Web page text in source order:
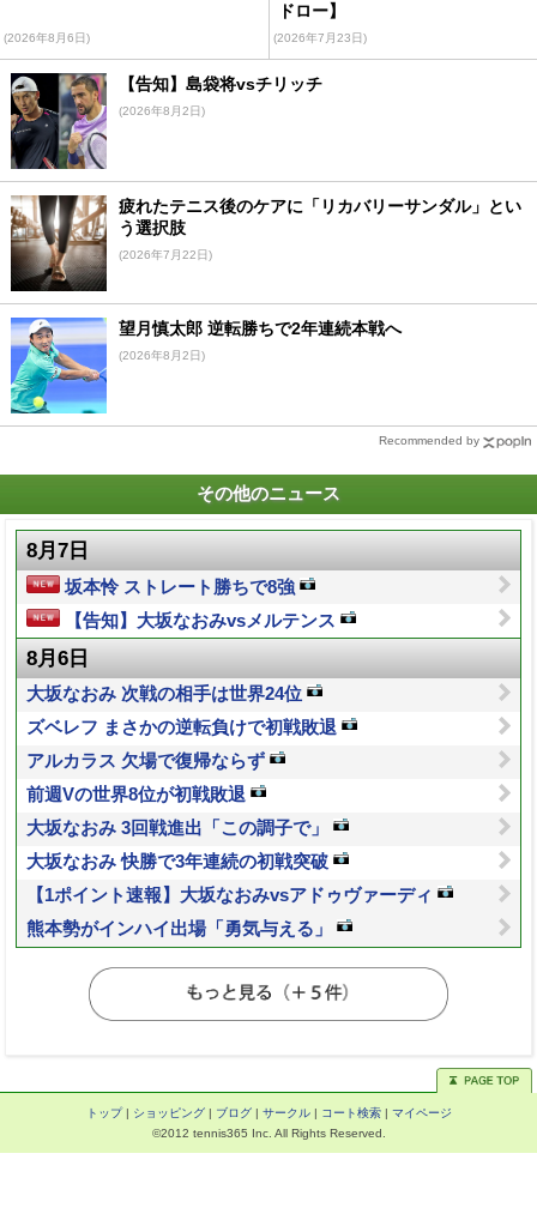
(2026年8月6日)
ドロー】
(2026年7月23日)
【告知】島袋将vsチリッチ
(2026年8月2日)
疲れたテニス後のケアに「リカバリーサンダル」とい
う選択肢
(2026年7月22日)
望月慎太郎 逆転勝ちで2年連続本戦へ
(2026年8月2日)
Recommended by
その他のニュース
8月7日
坂本怜 ストレート勝ちで8強
【告知】大坂なおみvsメルテンス
8月6日
大坂なおみ 次戦の相手は世界24位
ズベレフ まさかの逆転負けで初戦敗退
アルカラス 欠場で復帰ならず
前週Vの世界8位が初戦敗退
大坂なおみ 3回戦進出「この調子で」
大坂なおみ 快勝で3年連続の初戦突破
【1ポイント速報】大坂なおみvsアドゥヴァーディ
熊本勢がインハイ出場「勇気与える」
トップ| ショッピング| ブログ| サークル| コート検索| マイページ
©2012 tennis365 Inc. All Rights Reserved.